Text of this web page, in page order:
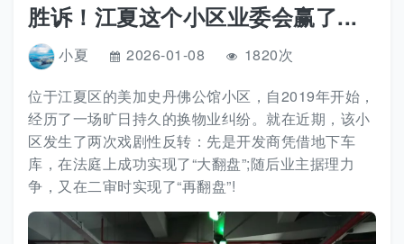
胜诉！江夏这个小区业委会赢了...
小夏 2026-01-08
1820次
位于江夏区的美加史丹佛公馆小区，自2019年开始，
经历了一场旷日持久的换物业纠纷。就在近期，该小
区发生了两次戏剧性反转：先是开发商凭借地下车
库，在法庭上成功实现了“大翻盘”;随后业主据理力
争，又在二审时实现了“再翻盘”!